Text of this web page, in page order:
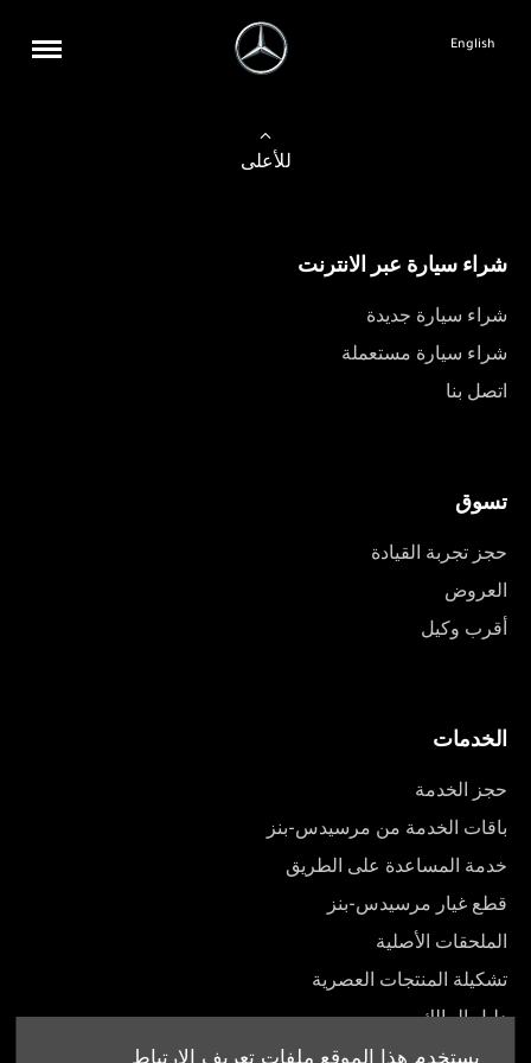
يستخدم هذا الموقع ملفات تعريف الارتباط
English
للأعلى
شراء سيارة عبر الانترنت
شراء سيارة جديدة
شراء سيارة مستعملة
اتصل بنا
تسوق
حجز تجربة القيادة
العروض
أقرب وكيل
الخدمات
حجز الخدمة
باقات الخدمة من مرسيدس-بنز
خدمة المساعدة على الطريق
قطع غيار مرسيدس-بنز
الملحقات الأصلية
تشكيلة المنتجات العصرية
دليل المالك